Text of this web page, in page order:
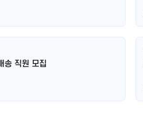
송 직원 모집